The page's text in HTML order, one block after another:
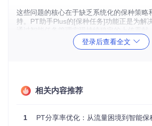
这些问题的核心在于缺乏系统化的保种策略
持。PT助手Plus的[保种任务]功能正是为解
构建智能保种系统
核心功能模块解析
登录后查看全文
相关内容推荐
1 PT分享率优化：从流量困境到智能保种的